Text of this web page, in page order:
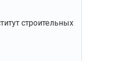
строительных